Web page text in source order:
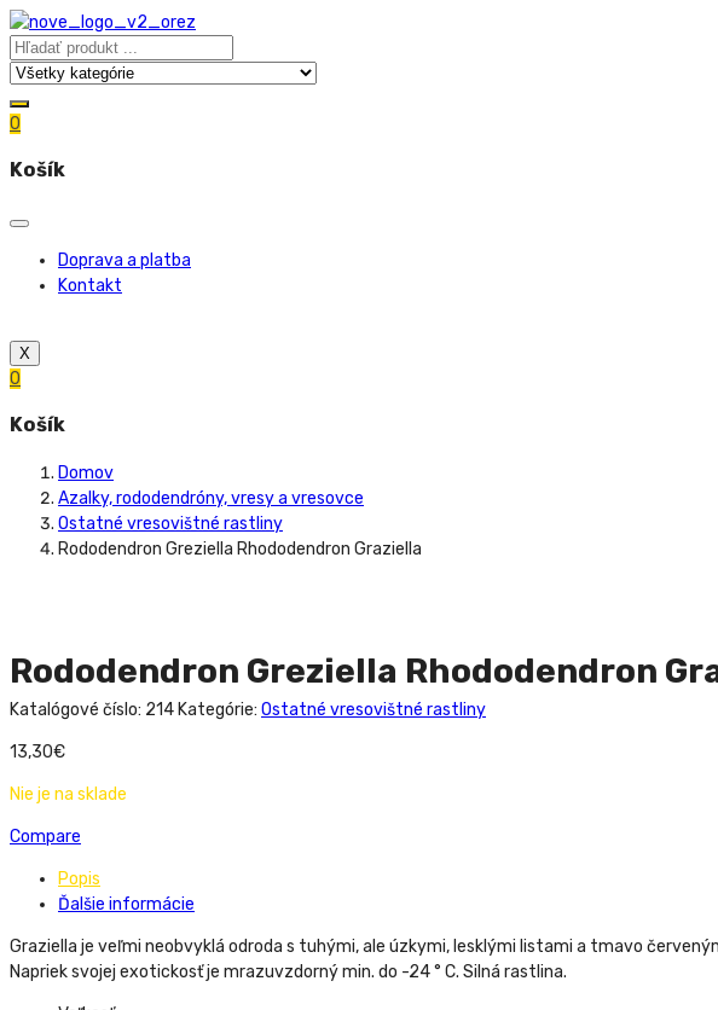
0
Košík
Doprava a platba
Kontakt
X
0
Košík
Domov
Azalky, rododendróny, vresy a vresovce
Ostatné vresovištné rastliny
Rododendron Greziella Rhododendron Graziella
Rododendron Greziella Rhododendron
Katalógové číslo: 214 Kategórie: Ostatné vresovištné rastliny
13,30€
Nie je na sklade
Compare
Popis
Ďalšie informácie
Graziella je veľmi neobvyklá odroda s tuhými, ale úzkymi, lesklými listami a tmavo
Napriek svojej exotickosť je mrazuvzdorný min. do -24 ° C. Silná rastlina.